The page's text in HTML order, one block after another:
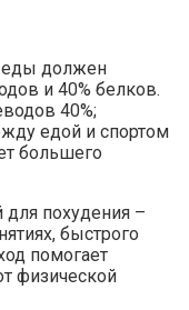
еды должен
и 40% белков.
40%;
едой и спортом
большего
для похудения –
быстрого
помогает
физической